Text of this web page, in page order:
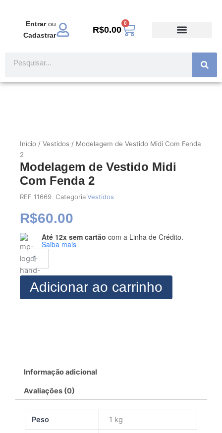
Entrarou
Cadastrar
R$0.00
0
Carrinho
Início / Vestidos / Modelagem de Vestido Midi Com Fenda
2
Modelagem de Vestido Midi
Com Fenda 2
REF 11669 CategoriaVestidos
R$60.00
Até 12x sem cartão com a Linha de Crédito.
Saiba mais
Modelagem
de
Vestido
Midi
Com
Fenda
2
Adicionar ao carrinho
Informação adicional
Avaliações (0)
Peso 1 kg